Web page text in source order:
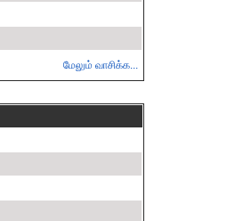
மேலும் வாசிக்க...